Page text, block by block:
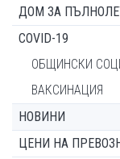
ДОМ ЗА
COVID-19
ОБЩИНСКИ
ВАКСИНАЦИЯ
НОВИНИ
ЦЕНИ НА